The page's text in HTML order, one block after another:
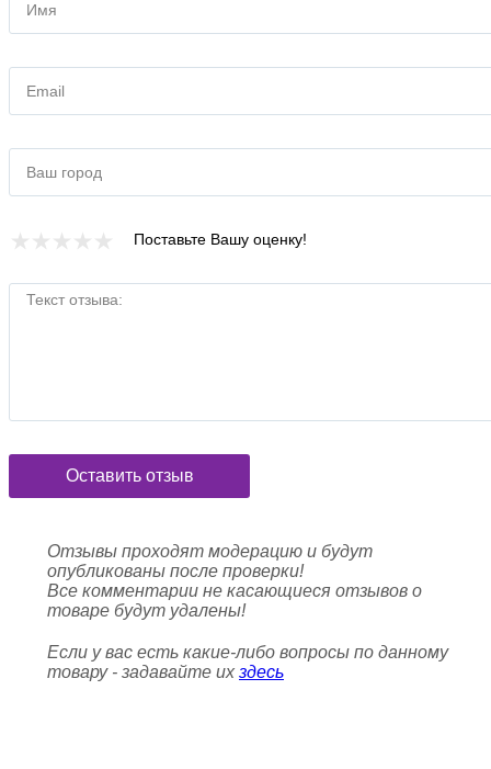
Имя
Email
Ваш город
Поставьте Вашу оценку!
Текст отзыва:
Оставить отзыв
Отзывы проходят модерацию и будут
опубликованы после проверки!
Все комментарии не касающиеся отзывов о
товаре будут удалены!
Если у вас есть какие-либо вопросы по данному
товару - задавайте их здесь